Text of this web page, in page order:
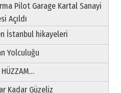
Pilot Garage Kartal Sanayi
Açıldı
İstanbul hikayeleri
Yolculuğu
Kadar Güzeliz